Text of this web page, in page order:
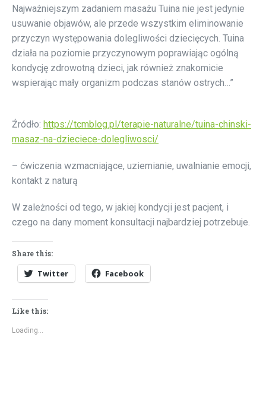
Najważniejszym zadaniem masażu Tuina nie jest jedynie
usuwanie objawów, ale przede wszystkim eliminowanie
przyczyn występowania dolegliwości dziecięcych. Tuina
działa na poziomie przyczynowym poprawiając ogólną
kondycję zdrowotną dzieci, jak również znakomicie
wspierając mały organizm podczas stanów ostrych…”
Źródło: https://tcmblog.pl/terapie-naturalne/tuina-chinski-
masaz-na-dzieciece-dolegliwosci/
– ćwiczenia wzmacniające, uziemianie, uwalnianie emocji,
kontakt z naturą
W zależności od tego, w jakiej kondycji jest pacjent, i
czego na dany moment konsultacji najbardziej potrzebuje.
Share this:
Twitter Facebook
Like this:
Loading...